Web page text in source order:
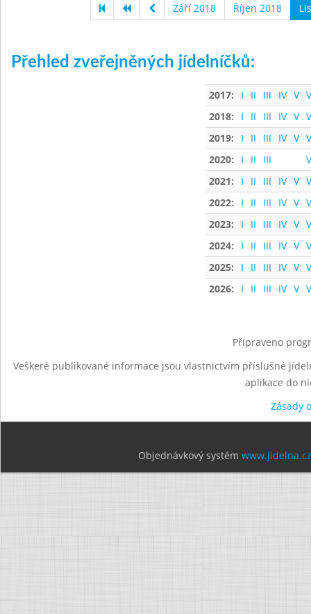
Září 2018 Říjen 2018
Přehled zveřejněných jídelníčků:
2017: I II III IV V
2018:
I II III IV V
2019:
I II III IV V
2020:
I II III
2021:
I II III IV V
2022:
I II III IV V
2023:
I II III IV V
2024:
I II III IV V
2025:
I II III IV V
2026:
I II III IV V
Připraveno
Veškeré publikované informace jsou vlastnictvím příslušné
aplikace do
Zásady
Objednávkový systém www.jidelna.cz